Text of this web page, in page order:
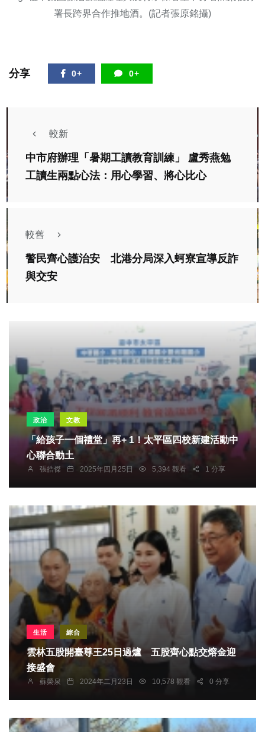
署長跨界合作推地酒。(記者張原銘攝)
分享 0+ 0+
較新
中市府辦理「暑期工讀教育訓練」 盧秀燕勉
工讀生兩點心法：用心學習、將心比心
較舊
警民齊心護治安 北港分局深入蚵寮宣導反詐
與交安
政治 文教
「給孩子一個禮堂」再+ 1！太平區四校新建活動中
心聯合動土
張皓傑 2025年四月25日 5,394 觀看 1 分享
生活 綜合
雲林五股開臺尊王25日過爐 五股齊心點交熔金迎
接盛會
蘇榮泉 2024年二月23日 10,578 觀看 0 分享